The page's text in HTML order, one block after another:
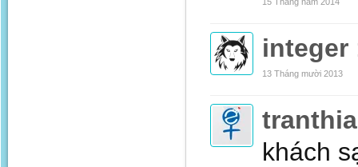
integer
13 Tháng mười 2013
khách